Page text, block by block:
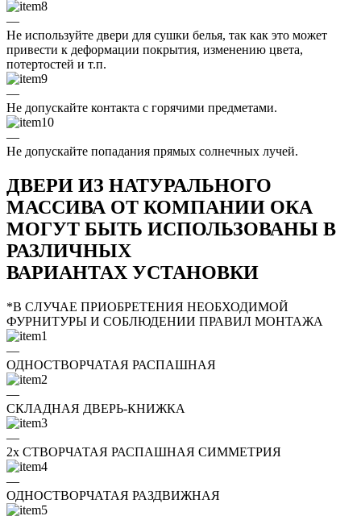
—
Не используйте двери для сушки белья, так как это может
привести к деформации покрытия, изменению цвета,
потертостей и т.п.
—
Не допускайте контакта с горячими предметами.
—
Не допускайте попадания прямых солнечных лучей.
ДВЕРИ ИЗ НАТУРАЛЬНОГО
МАССИВА ОТ КОМПАНИИ ОКА
МОГУТ БЫТЬ ИСПОЛЬЗОВАНЫ В
РАЗЛИЧНЫХ
ВАРИАНТАХ УСТАНОВКИ
*В СЛУЧАЕ ПРИОБРЕТЕНИЯ НЕОБХОДИМОЙ
ФУРНИТУРЫ И СОБЛЮДЕНИИ ПРАВИЛ МОНТАЖА
—
ОДНОСТВОРЧАТАЯ РАСПАШНАЯ
—
СКЛАДНАЯ ДВЕРЬ-КНИЖКА
—
2x СТВОРЧАТАЯ РАСПАШНАЯ СИММЕТРИЯ
—
ОДНОСТВОРЧАТАЯ РАЗДВИЖНАЯ